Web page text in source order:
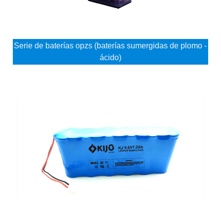
Serie de baterías opzs (baterías sumergidas de plomo -
ácido)